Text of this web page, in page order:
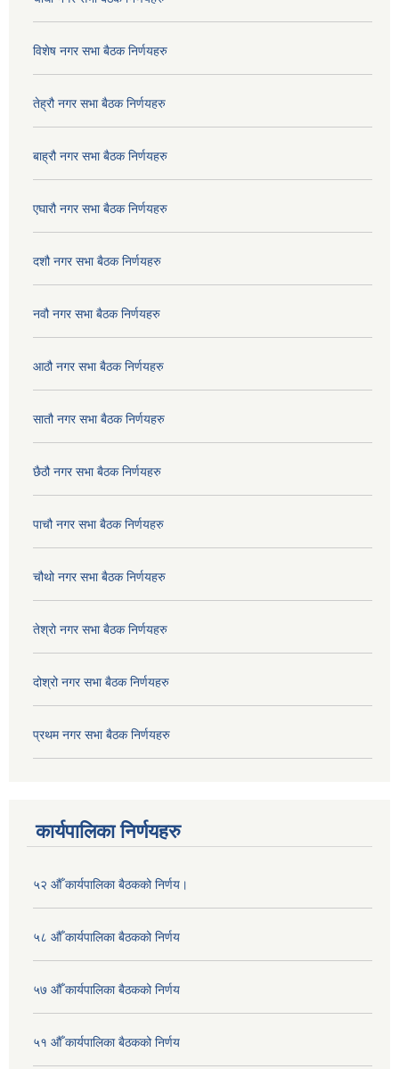
विशेष नगर सभा बैठक निर्णयहरु
तेह्रौ नगर सभा बैठक निर्णयहरु
बाह्रौ नगर सभा बैठक निर्णयहरु
एघारौ नगर सभा बैठक निर्णयहरु
दशौ नगर सभा बैठक निर्णयहरु
नवौ नगर सभा बैठक निर्णयहरु
आठौ नगर सभा बैठक निर्णयहरु
सातौ नगर सभा बैठक निर्णयहरु
छैठौ नगर सभा बैठक निर्णयहरु
पाचौ नगर सभा बैठक निर्णयहरु
चौथो नगर सभा बैठक निर्णयहरु
तेश्रो नगर सभा बैठक निर्णयहरु
दोश्रो नगर सभा बैठक निर्णयहरु
प्रथम नगर सभा बैठक निर्णयहरु
कार्यपालिका निर्णयहरु
५२ औँ कार्यपालिका बैठकको निर्णय।
५८ औँ कार्यपालिका बैठकको निर्णय
५७ औँ कार्यपालिका बैठकको निर्णय
५१ औँ कार्यपालिका बैठकको निर्णय